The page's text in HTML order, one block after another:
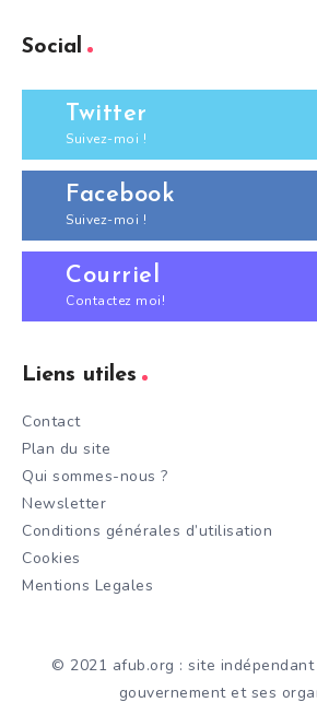
Social
Twitter
Suivez-moi !
Facebook
Suivez-moi !
Courriel
Contactez moi!
Liens utiles
Contact
Plan du site
Qui sommes-nous ?
Newsletter
Conditions générales d’utilisation
Cookies
Mentions Legales
© 2021 afub.org : site
gouvernement et ses